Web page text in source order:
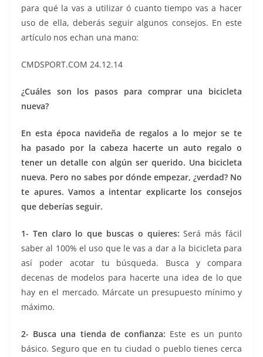
para qué la vas a utilizar ó cuanto tiempo vas a hacer
uso de ella, deberás seguir algunos consejos. En este
artículo nos echan una mano:
CMDSPORT.COM 24.12.14
¿Cuáles son los pasos para comprar una bicicleta
nueva?
En esta época navideña de regalos a lo mejor se te
ha pasado por la cabeza hacerte un auto regalo o
tener un detalle con algún ser querido. Una bicicleta
nueva. Pero no sabes por dónde empezar, ¿verdad? No
te apures. Vamos a intentar explicarte los consejos
que deberías seguir.
1- Ten claro lo que buscas o quieres: Será más fácil
saber al 100% el uso que le vas a dar a la bicicleta para
así poder acotar tu búsqueda. Busca y compara
decenas de modelos para hacerte una idea de lo que
hay en el mercado. Márcate un presupuesto mínimo y
máximo.
2- Busca una tienda de confianza: Este es un punto
básico. Seguro que en tu ciudad o pueblo tienes cerca